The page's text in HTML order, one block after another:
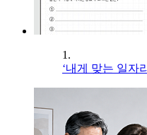
1.
‘내게 맞는 일자